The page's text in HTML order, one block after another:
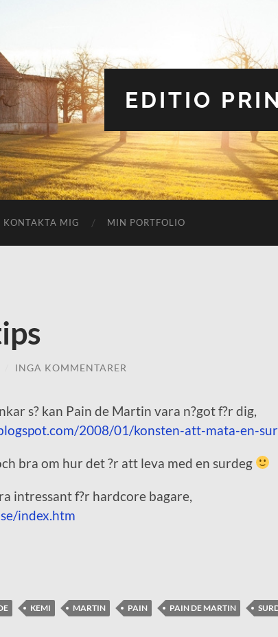
EDITIO
KONTAKTA MIG MIN PORTFOLIO
INGA KOMMENTARER
s? kan Pain de Martin vara n?got f?r dig,
2008/01/konsten-att-mata-en-
bra om hur det ?r att leva med en surdeg
intressant f?r hardcore bagare,
index.htm
KEMI MARTIN PAIN PAIN DE MARTIN